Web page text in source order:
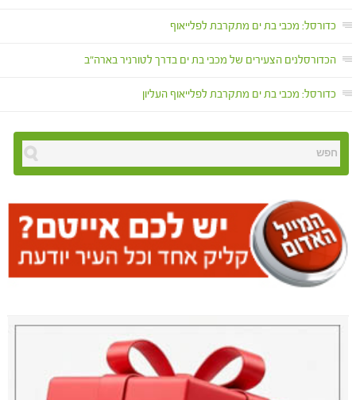
כדורסל: מכבי בת ים מתקרבת לפלייאוף
הכדורסלנים הצעירים של מכבי בת ים בדרך לטורניר בארה"ב
כדורסל: מכבי בת ים מתקרבת לפלייאוף העליון